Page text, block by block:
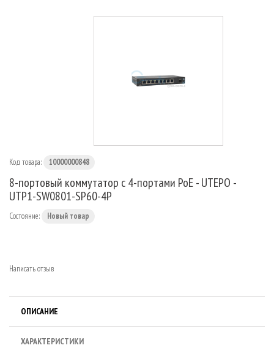
Код товара: 10000000848
8-портовый коммутатор с 4-портами PoE - UTEPO -
UTP1-SW0801-SP60-4P
Состояние: Новый товар
Написать отзыв
ОПИСАНИЕ
ХАРАКТЕРИСТИКИ